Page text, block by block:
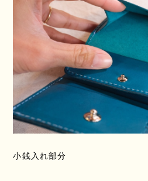
小銭入れ部分